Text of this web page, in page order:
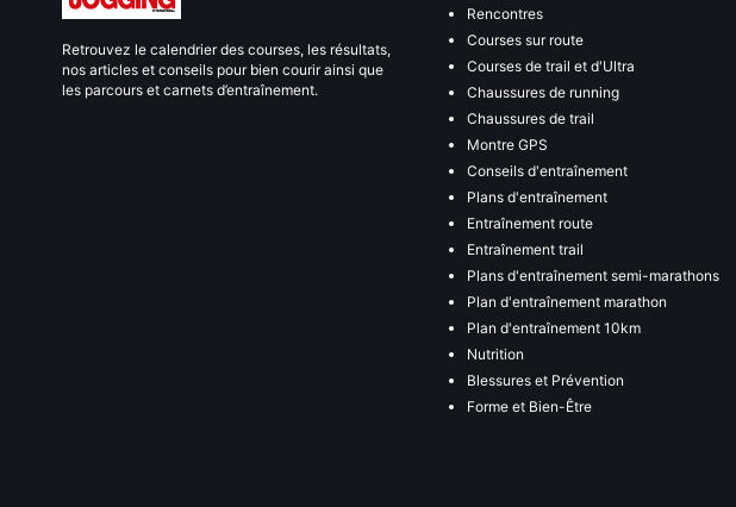
Retrouvez le calendrier des courses, les résultats,
nos articles et conseils pour bien courir ainsi que
les parcours et carnets d’entraînement.
Rencontres
Courses sur route
Courses de trail et d'Ultra
Chaussures de running
Chaussures de trail
Montre GPS
Conseils d'entraînement
Plans d'entraînement
Entraînement route
Entraînement trail
Plans d'entraînement semi-marathons
Plan d'entraînement marathon
Plan d'entraînement 10km
Nutrition
Blessures et Prévention
Forme et Bien-Être